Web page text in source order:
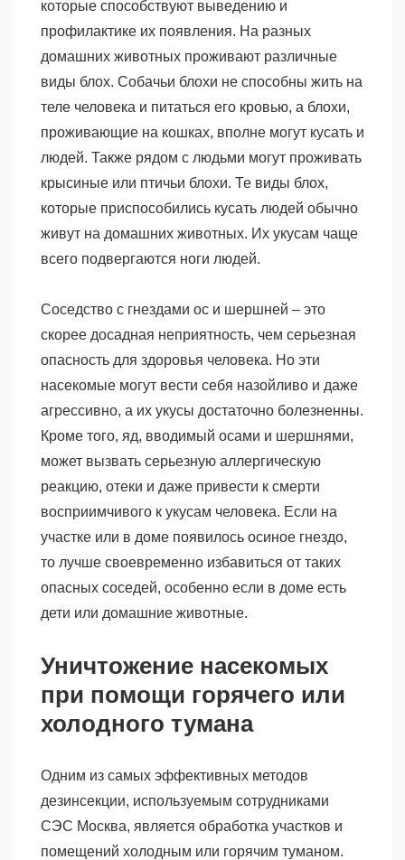
которые способствуют выведению и
профилактике их появления. На разных
домашних животных проживают различные
виды блох. Собачьи блохи не способны жить на
теле человека и питаться его кровью, а блохи,
проживающие на кошках, вполне могут кусать и
людей. Также рядом с людьми могут проживать
крысиные или птичьи блохи. Те виды блох,
которые приспособились кусать людей обычно
живут на домашних животных. Их укусам чаще
всего подвергаются ноги людей.
Соседство с гнездами ос и шершней – это
скорее досадная неприятность, чем серьезная
опасность для здоровья человека. Но эти
насекомые могут вести себя назойливо и даже
агрессивно, а их укусы достаточно болезненны.
Кроме того, яд, вводимый осами и шершнями,
может вызвать серьезную аллергическую
реакцию, отеки и даже привести к смерти
восприимчивого к укусам человека. Если на
участке или в доме появилось осиное гнездо,
то лучше своевременно избавиться от таких
опасных соседей, особенно если в доме есть
дети или домашние животные.
Уничтожение насекомых
при помощи горячего или
холодного тумана
Одним из самых эффективных методов
дезинсекции, используемым сотрудниками
СЭС Москва, является обработка участков и
помещений холодным или горячим туманом.